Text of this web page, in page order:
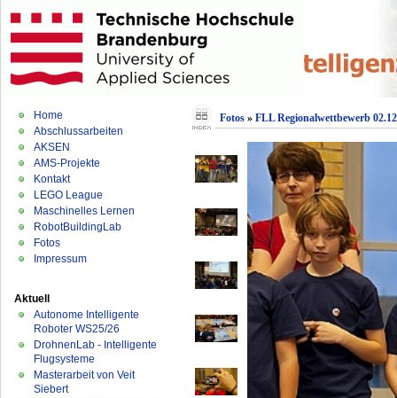
Home
Abschlussarbeiten
AKSEN
AMS-Projekte
Kontakt
LEGO League
Maschinelles Lernen
RobotBuildingLab
Fotos
Impressum
Aktuell
Autonome Intelligente
Roboter WS25/26
DrohnenLab - Intelligente
Flugsysteme
Masterarbeit von Veit
Siebert
Fotos» FLL Regionalwettbewerb